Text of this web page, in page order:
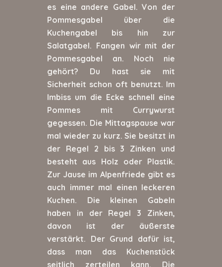
es eine andere Gabel. Von der
Pommesgabel über die
Kuchengabel bis hin zur
Salatgabel. Fangen wir mit der
Pommesgabel an. Noch nie
gehört? Du hast sie mit
Sicherheit schon oft benutzt. Im
Imbiss um die Ecke schnell eine
Pommes mit Currywurst
gegessen. Die Mittagspause war
mal wieder zu kurz. Sie besitzt in
der Regel 2 bis 3 Zinken und
besteht aus Holz oder Plastik.
Zur Jause im Alpenfriede gibt es
auch immer mal einen leckeren
Kuchen. Die kleinen Gabeln
haben in der Regel 3 Zinken,
davon ist der äußerste
verstärkt. Der Grund dafür ist,
dass man das Kuchenstück
seitlich zerteilen kann. Die